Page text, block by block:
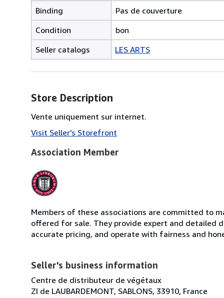
Binding
Pas de couverture
Condition
bon
Seller catalogs
LES ARTS
Store Description
Vente uniquement sur internet.
Visit Seller's Storefront
Association Member
Members of these associations are committed to
offered for sale. They provide expert and detailed
accurate pricing, and operate with fairness and
Seller's business information
Centre de distributeur de végétaux
ZI de LAUBARDEMONT, SABLONS, 33910, France